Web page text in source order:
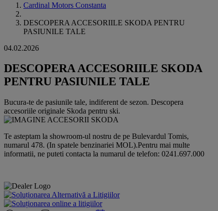
Cardinal Motors Constanta
DESCOPERA ACCESORIILE SKODA PENTRU
PASIUNILE TALE
04.02.2026
DESCOPERA ACCESORIILE SKODA
PENTRU PASIUNILE TALE
Bucura-te de pasiunile tale, indiferent de sezon. Descopera
accesoriile originale Skoda pentru ski.
Te asteptam la showroom-ul nostru de pe Bulevardul Tomis,
numarul 478. (In spatele benzinariei MOL).Pentru mai multe
informatii, ne puteti contacta la numarul de telefon: 0241.697.000